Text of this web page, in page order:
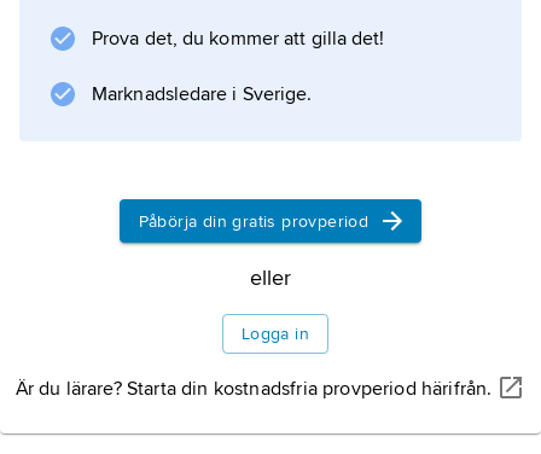
Washington Freedom i den amerikanska
proffsligan WUSA.
Information om artikeln
Prova det, du kommer att gilla det!
Marknadsledare i Sverige.
Påbörja din gratis provperiod
eller
Logga in
Är du lärare? Starta din kostnadsfria provperiod härifrån.